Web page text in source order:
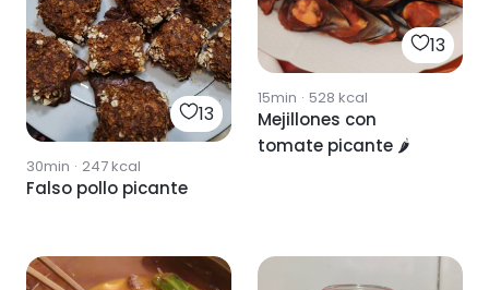
13
30min · 247kcal
Falso pollo picante
13
15min · 528 kcal
Mejillones con
tomate picante 🌶